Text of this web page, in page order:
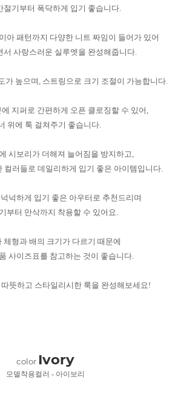
절기부터 폭닥하게 입기 좋습니다.
아 패턴까지 다양한 니트 짜임이 들어가 있어
서 사랑스러운 실루엣을 완성해줍니다.
가 높으며, 스트링으로 크기 조절이 가능합니다.
지퍼로 간편하게 오픈 클로징할 수 있어,
위에 툭 걸쳐주기 좋습니다.
시보리가 더해져 늘어짐을 방지하고,
컬러들로 데일리하게 입기 좋은 아이템입니다.
넉하게 입기 좋은 아우터로 추천드리며
부터 만삭까지 착용할 수 있어요.
체형과 배의 크기가 다르기 때문에
사이즈표를 참고하는 것이 좋습니다.
뜻하고 스타일리시한 룩을 완성해보세요!
color Ivory
모델착용컬러 - 아이보리